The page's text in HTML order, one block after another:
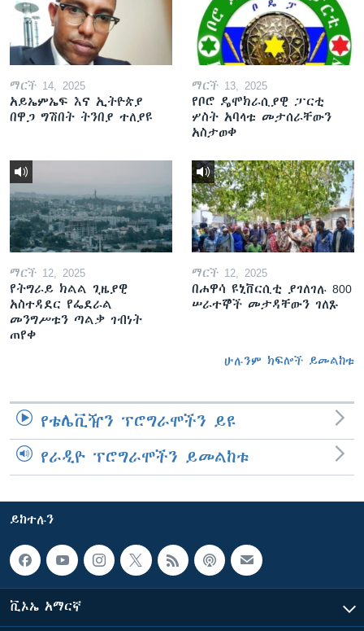
ማርች 14, 2025
አይኤምኤፍ እና ኢትዮጵያ
በዋጋ ግሽበት ትንበያ ተለያዩ
ማርች 13, 2025
የቦሮ ዴሞክራሲያዊ ፓርቲ
ሦስት አባላቱ መታሰራቸውን
አስታወቀ
ማርች 12, 2025
የትግራይ ክልል ጊዜያዊ
አስተዳደር የፌደራል
መንግሥቱን ጣልቃ ገብነት
ጠየቀ
ማርች 12, 2025
በሐዋሳ ዩኒቨርሲቲ ያገለገሉ 800
ሠራተኞች መታዳቸውን ገለጹ
ሁሉንም ክፍሎች ይመልከቱ
የቴሌቪዥን ፕሮግራሞችን ይዩ
የራዲዮ ፕሮግራሞችን ይመልከቱ
ይከተሉን
ቪኦኤ አማርኛ